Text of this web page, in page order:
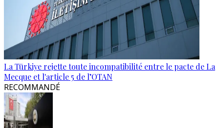
La Türkiye rejette toute incompatibilité entre le pacte de La
Mecque et l'article 5 de l’OTAN
RECOMMANDÉ